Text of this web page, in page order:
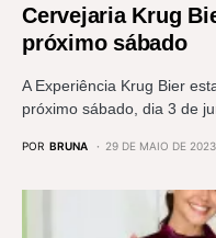
Cervejaria Krug
próximo sábado
A Experiência Krug Bier
próximo sábado, dia 3 de
POR BRUNA 29 DE MAIO DE 2023